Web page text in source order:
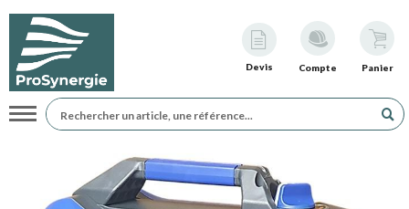
Devis Compte Panier
Navigation